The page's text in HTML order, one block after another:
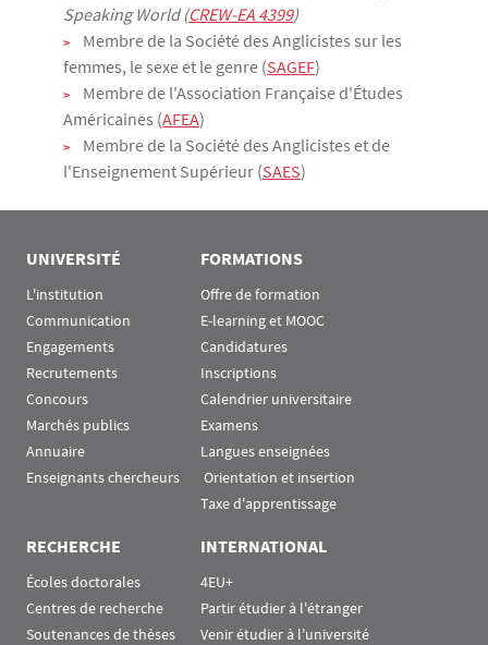
Speaking World (CREW-EA 4399)
Membre de la Société des Anglicistes sur les
femmes, le sexe et le genre (SAGEF)
Membre de l'Association Française d'Études
Américaines (AFEA)
Membre de la Société des Anglicistes et de
l'Enseignement Supérieur (SAES)
UNIVERSITÉ
L'institution
Communication
Engagements
Recrutements
Concours
Marchés publics
Annuaire
Enseignants chercheurs
FORMATIONS
Offre de formation
E-learning et MOOC
Candidatures
Inscriptions
Calendrier universitaire
Examens
Langues enseignées
Orientation et insertion
Taxe d'apprentissage
RECHERCHE
Écoles doctorales
Centres de recherche
Soutenances de thèses
INTERNATIONAL
4EU+
Partir étudier à l'étranger
Venir étudier à l'université